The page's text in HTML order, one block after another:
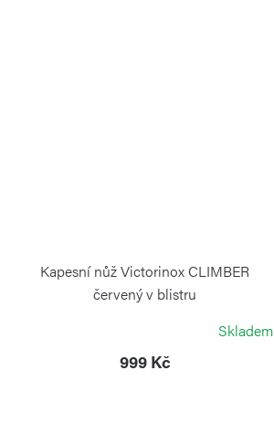
Kapesní nůž Victorinox CLIMBER
červený v blistru
Skladem
999 Kč